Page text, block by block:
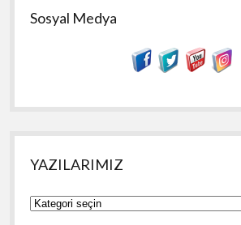
Sosyal Medya
YAZILARIMIZ
YAZILARIMIZ